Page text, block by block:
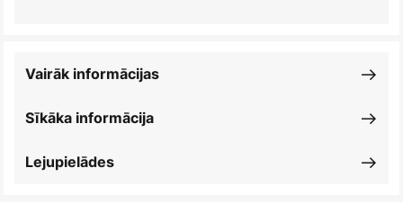
Sīkāka informācija
Vairāk informācijas
Lejupielādes